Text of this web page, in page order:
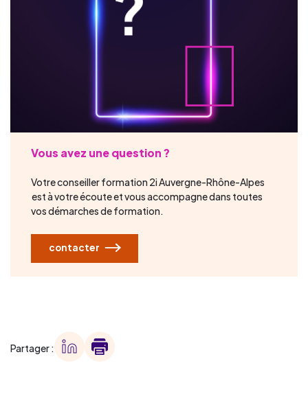
Vous avez une question ?
Votre conseiller formation 2i Auvergne-Rhône-Alpes
est à votre écoute et vous accompagne dans toutes
vos démarches de formation.
contacter
Partager :